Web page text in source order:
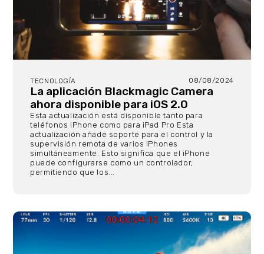
TECNOLOGÍA 08/08/2024
La aplicación Blackmagic Camera
ahora disponible para iOS 2.0
Esta actualización está disponible tanto para
teléfonos iPhone como para iPad Pro Esta
actualización añade soporte para el control y la
supervisión remota de varios iPhones
simultáneamente. Esto significa que el iPhone
puede configurarse como un controlador,
permitiendo que los...